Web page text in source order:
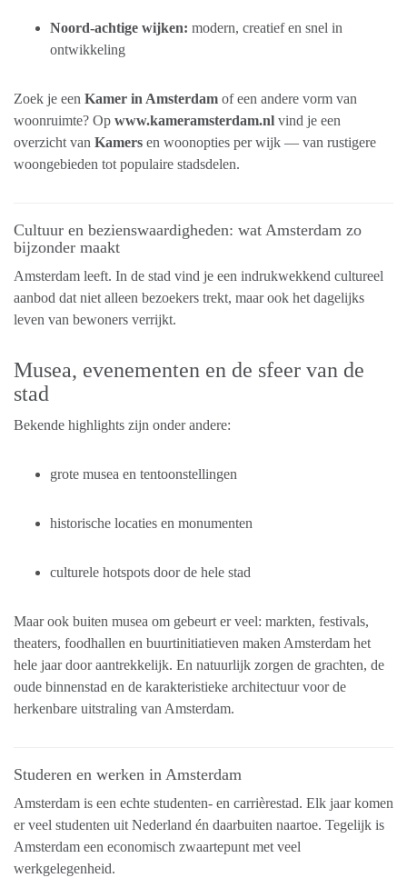
Noord-achtige wijken: modern, creatief en snel in
ontwikkeling
Zoek je een Kamer in Amsterdam of een andere vorm van
woonruimte? Op www.kameramsterdam.nl vind je een
overzicht van Kamers en woonopties per wijk — van rustigere
woongebieden tot populaire stadsdelen.
Cultuur en bezienswaardigheden: wat Amsterdam zo
bijzonder maakt
Amsterdam leeft. In de stad vind je een indrukwekkend cultureel
aanbod dat niet alleen bezoekers trekt, maar ook het dagelijks
leven van bewoners verrijkt.
Musea, evenementen en de sfeer van de
stad
Bekende highlights zijn onder andere:
grote musea en tentoonstellingen
historische locaties en monumenten
culturele hotspots door de hele stad
Maar ook buiten musea om gebeurt er veel: markten, festivals,
theaters, foodhallen en buurtinitiatieven maken Amsterdam het
hele jaar door aantrekkelijk. En natuurlijk zorgen de grachten, de
oude binnenstad en de karakteristieke architectuur voor de
herkenbare uitstraling van Amsterdam.
Studeren en werken in Amsterdam
Amsterdam is een echte studenten- en carrièrestad. Elk jaar komen
er veel studenten uit Nederland én daarbuiten naartoe. Tegelijk is
Amsterdam een economisch zwaartepunt met veel
werkgelegenheid.